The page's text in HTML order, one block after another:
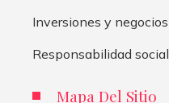
Inversiones y negocios
Responsabilidad social
Mapa Del Sitio